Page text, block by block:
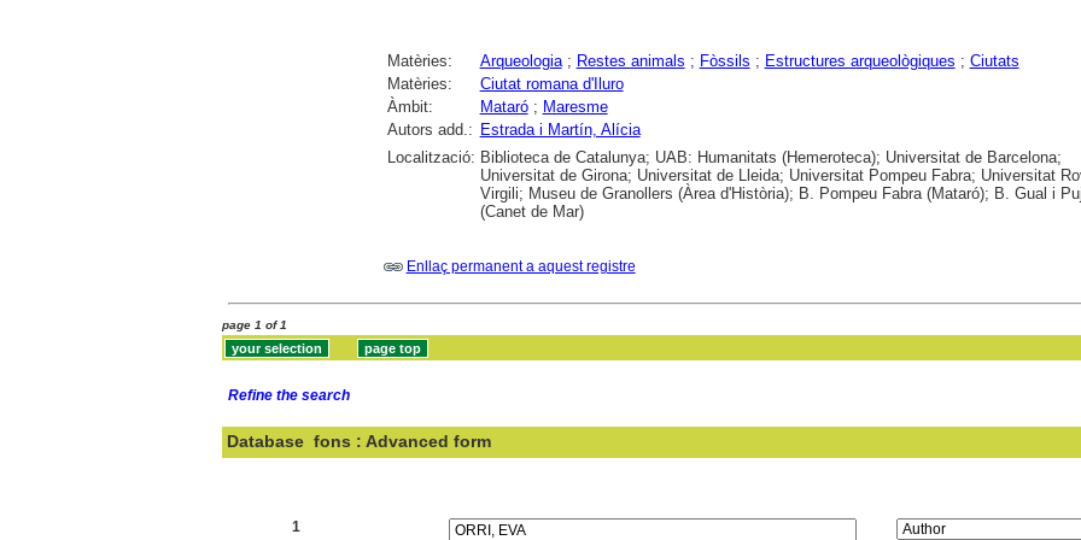
Matèries: Arqueologia; Restes animals ; Fòssils ; Estructures arqueològiques ; Ciutats
Matèries:
Ciutat romana d'Iluro
Àmbit:
Mataró; Maresme
Autors add.: Estrada i Martín, Alícia
Localització: Biblioteca de Catalunya; UAB: Humanitats (Hemeroteca); Universitat de Barcelona;
Universitat de Girona; Universitat de Lleida; Universitat Pompeu Fabra; Universitat
Virgili; Museu de Granollers (Àrea d'Història); B. Pompeu Fabra (Mataró); B. Gual i
(Canet de Mar)
Enllaç permanent a aquest registre
page 1 of 1
Refine the search
Database fons : Advanced form
1